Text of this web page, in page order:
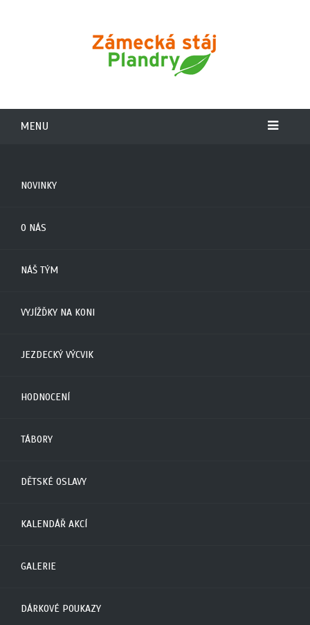
MENU
NOVINKY
O NÁS
NÁŠ TÝM
VYJÍŽĎKY NA KONI
JEZDECKÝ VÝCVIK
HODNOCENÍ
TÁBORY
DĚTSKÉ OSLAVY
KALENDÁŘ AKCÍ
GALERIE
DÁRKOVÉ POUKAZY